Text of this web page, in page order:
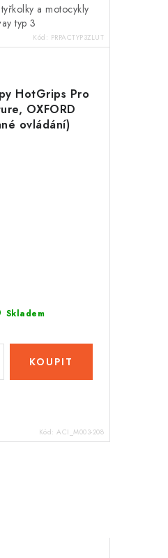
a motocykly
typ 3
Kód: PRPACTYP3ZLUT
HotGrips Pro
OXFORD
ovládání)
Skladem
Kód: ACI_M003-208